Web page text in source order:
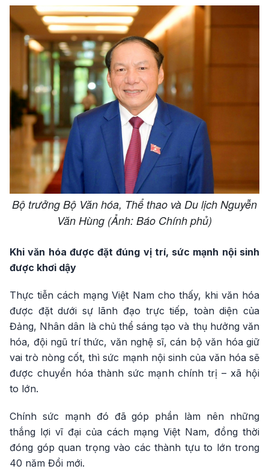
Bộ trưởng Bộ Văn hóa, Thể thao và Du lịch Nguyễn
Văn Hùng (Ảnh: Báo Chính phủ)
Khi văn hóa được đặt đúng vị trí, sức mạnh nội sinh
được khơi dậy
Thực tiễn cách mạng Việt Nam cho thấy, khi văn hóa
được đặt dưới sự lãnh đạo trực tiếp, toàn diện của
Đảng, Nhân dân là chủ thể sáng tạo và thụ hưởng văn
hóa, đội ngũ trí thức, văn nghệ sĩ, cán bộ văn hóa giữ
vai trò nòng cốt, thì sức mạnh nội sinh của văn hóa sẽ
được chuyển hóa thành sức mạnh chính trị – xã hội
to lớn.
Chính sức mạnh đó đã góp phần làm nên những
thắng lợi vĩ đại của cách mạng Việt Nam, đồng thời
đóng góp quan trọng vào các thành tựu to lớn trong
40 năm Đổi mới.